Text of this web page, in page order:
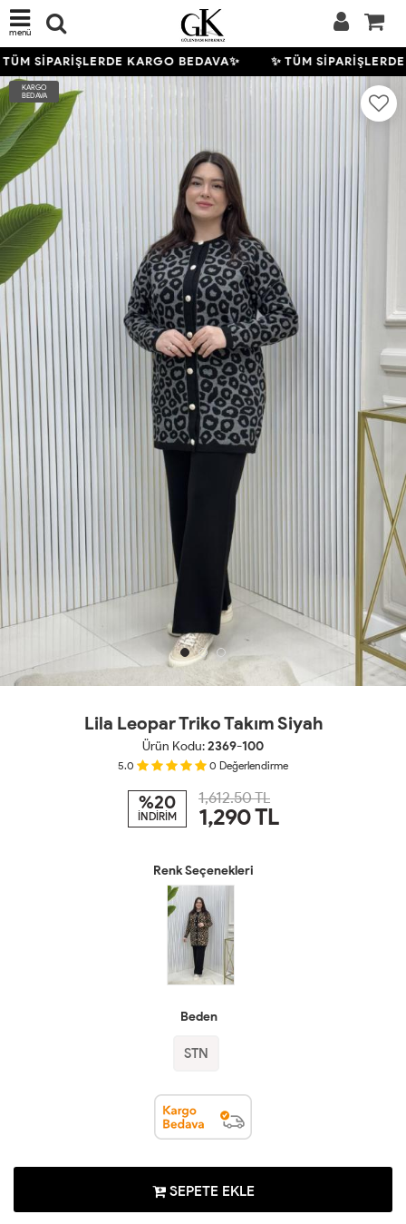
menü
SİPARİŞLERDE KARGO BEDAVA✨ ✨ TÜM
KARGO
BEDAVA
Lila Leopar Triko Takım Siyah
Ürün Kodu:2369-100
5.0 0 Değerlendirme
%20
İNDİRİM
1,612.50 TL
1,290TL
Renk Seçenekleri
Beden
STN
SEPETE EKLE